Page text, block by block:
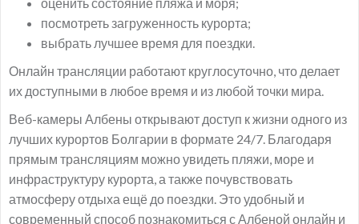
посмотреть загруженность курорта;
выбрать лучшее время для поездки.
Онлайн трансляции работают круглосуточно, что делает
их доступными в любое время и из любой точки мира.
Веб-камеры Албены открывают доступ к жизни одного из
лучших курортов Болгарии в формате 24/7. Благодаря
прямым трансляциям можно увидеть пляжи, море и
инфраструктуру курорта, а также почувствовать
атмосферу отдыха ещё до поездки. Это удобный и
современный способ познакомиться с Албеной онлайн и